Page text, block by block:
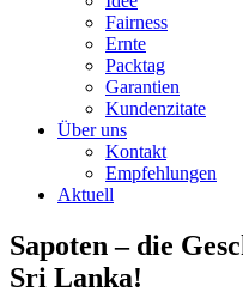
Fairness
Ernte
Packtag
Garantien
Kundenzitate
Über uns
Kontakt
Empfehlungen
Aktuell
Sapoten – die
Sri Lanka!